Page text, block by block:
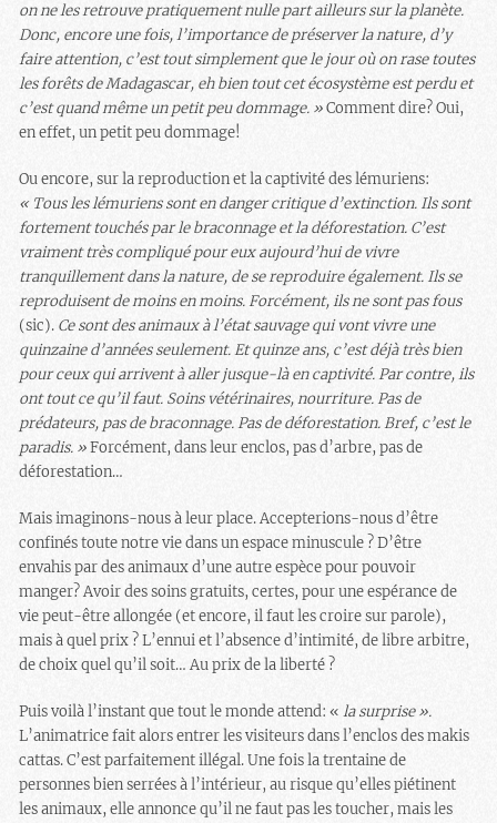
on ne les retrouve pratiquement nulle part ailleurs sur la planète.
Donc, encore une fois, l’importance de préserver la nature, d’y
faire attention, c’est tout simplement que le jour où on rase toutes
les forêts de Madagascar, eh bien tout cet écosystème est perdu et
c’est quand même un petit peu dommage. »Comment dire? Oui,
en effet, un petit peu dommage!
Ou encore, sur la reproduction et la captivité des lémuriens:
« Tous les lémuriens sont en danger critique d’extinction. Ils sont
fortement touchés par le braconnage et la déforestation. C’est
vraiment très compliqué pour eux aujourd’hui de vivre
tranquillement dans la nature, de se reproduire également. Ils se
reproduisent de moins en moins. Forcément, ils ne sont pas fous
(sic). Ce sont des animaux à l’état sauvage qui vont vivre une
quinzaine d’années seulement. Et quinze ans, c’est déjà très bien
pour ceux qui arrivent à aller jusque-là en captivité. Par contre, ils
ont tout ce qu’il faut. Soins vétérinaires, nourriture. Pas de
prédateurs, pas de braconnage. Pas de déforestation. Bref, c’est le
paradis. »Forcément, dans leur enclos, pas d’arbre, pas de
déforestation…
Mais imaginons-nous à leur place. Accepterions-nous d’être
confinés toute notre vie dans un espace minuscule ? D’être
envahis par des animaux d’une autre espèce pour pouvoir
manger? Avoir des soins gratuits, certes, pour une espérance de
vie peut-être allongée (et encore, il faut les croire sur parole),
mais à quel prix ? L’ennui et l’absence d’intimité, de libre arbitre,
de choix quel qu’il soit… Au prix de la liberté ?
Puis voilà l’instant que tout le monde attend: «la surprise ».
L’animatrice fait alors entrer les visiteurs dans l’enclos des makis
cattas. C’est parfaitement illégal. Une fois la trentaine de
personnes bien serrées à l’intérieur, au risque qu’elles piétinent
les animaux, elle annonce qu’il ne faut pas les toucher, mais les